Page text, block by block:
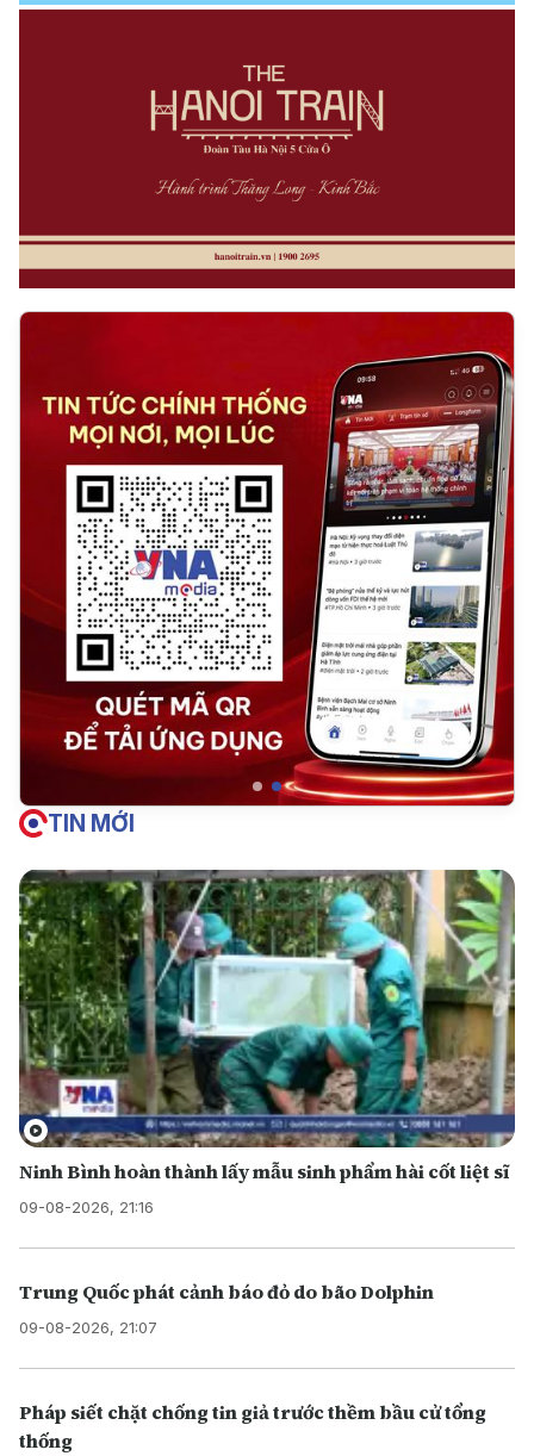
TIN MỚI
Ninh Bình hoàn thành lấy mẫu sinh phẩm hài cốt liệt sĩ
09-08-2026, 21:16
Trung Quốc phát cảnh báo đỏ do bão Dolphin
09-08-2026, 21:07
Pháp siết chặt chống tin giả trước thềm bầu cử tổng
thống